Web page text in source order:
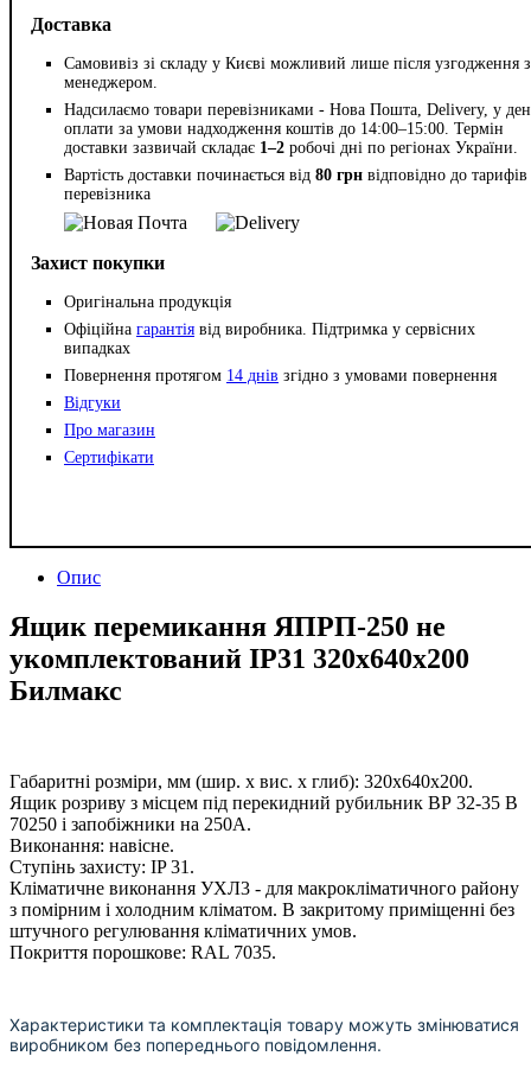
Доставка
Самовивіз зі складу у Києві можливий лише після узгодження з
менеджером.
Надсилаємо товари перевізниками - Нова Пошта, Delivery, у
оплати за умови надходження коштів до 14:00–15:00. Термін
доставки зазвичай складає 1–2 робочі дні по регіонах України.
Вартість доставки починається від 80 грн відповідно до тарифів
перевізника
Захист покупки
Оригінальна продукція
Офіційна гарантія від виробника. Підтримка у сервісних
випадках
Повернення протягом 14 днів згідно з умовами повернення
Відгуки
Про магазин
Сертифікати
Опис
Ящик перемикання ЯПРП-250 не
укомплектований IP31 320х640х200
Билмакс
Габаритні розміри, мм (шир. х вис. х глиб): 320х640х200.
Ящик розриву з місцем під перекидний рубильник ВР 32-35 В
70250 і запобіжники на 250А.
Виконання: навісне.
Ступінь захисту: IP 31.
Кліматичне виконання УХЛ3 - для макрокліматичного району
з помірним і холодним кліматом. В закритому приміщенні без
штучного регулювання кліматичних умов.
Покриття порошкове: RAL 7035.
Характеристики та комплектація товару можуть змінюватися
виробником без попереднього повідомлення.